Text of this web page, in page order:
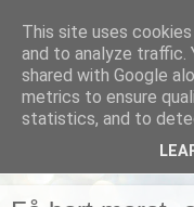
Smarta
Husmorstips, tricks
This site uses
and to analyze traffic.
shared with Google
metrics to ensure
statistics, and to